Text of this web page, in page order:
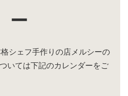
ー
格シェフ手作りの店メルシーの
いては下記のカレンダーをご